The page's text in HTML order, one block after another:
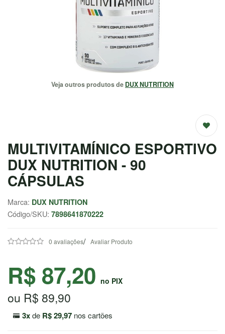
SAÚDE /
NATURAIS
SALE
CENTRAL
9957-
7044
Chat
WhatsApp
Veja outros produtos de DUX NUTRITION
MULTIVITAMÍNICO ESPORTIVO
DUX NUTRITION - 90
CÁPSULAS
Marca: DUX NUTRITION
Código/SKU: 7898641870222
0 avaliações/ Avaliar Produto
R$ 87,20 no PIX
ou R$ 89,90
3xde R$ 29,97 nos cartões